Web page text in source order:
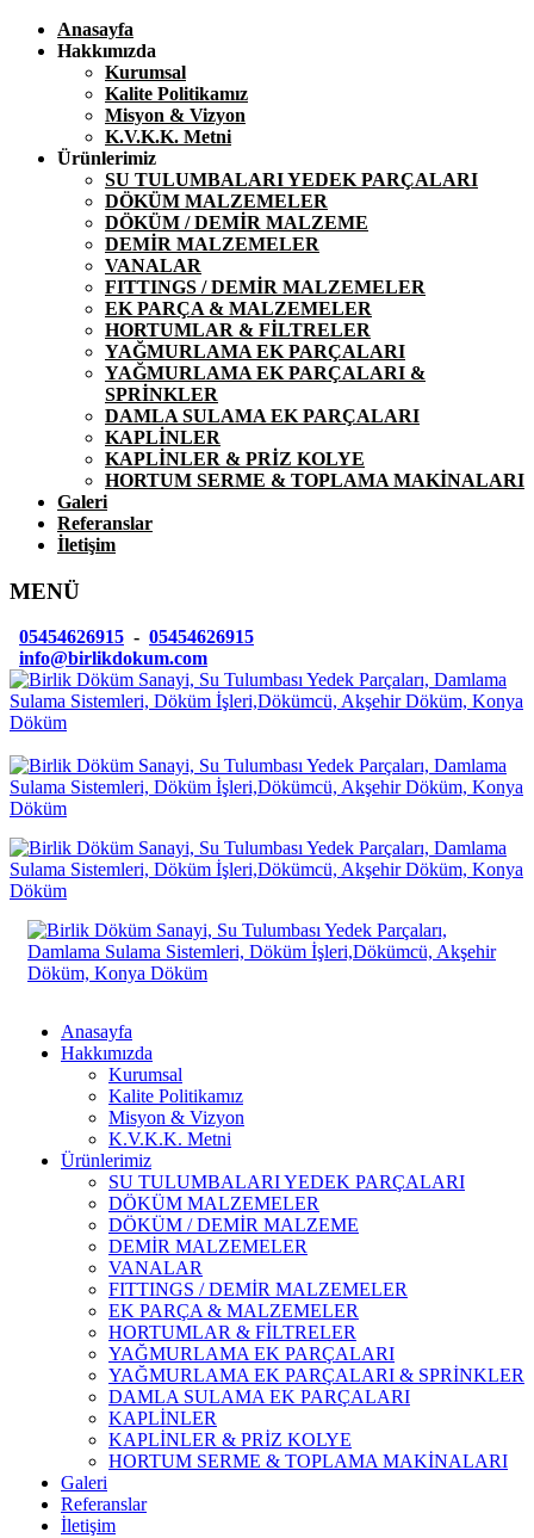
Anasayfa
Hakkımızda
Kurumsal
Kalite Politikamız
Misyon & Vizyon
K.V.K.K. Metni
Ürünlerimiz
SU TULUMBALARI YEDEK PARÇALARI
DÖKÜM MALZEMELER
DÖKÜM / DEMİR MALZEME
DEMİR MALZEMELER
VANALAR
FITTINGS / DEMİR MALZEMELER
EK PARÇA & MALZEMELER
HORTUMLAR & FİLTRELER
YAĞMURLAMA EK PARÇALARI
YAĞMURLAMA EK PARÇALARI &
SPRİNKLER
DAMLA SULAMA EK PARÇALARI
KAPLİNLER
KAPLİNLER & PRİZ KOLYE
HORTUM SERME & TOPLAMA MAKİNALARI
Galeri
Referanslar
İletişim
MENÜ
05454626915 - 05454626915
info@birlikdokum.com
Anasayfa
Hakkımızda
Kurumsal
Kalite Politikamız
Misyon & Vizyon
K.V.K.K. Metni
Ürünlerimiz
SU TULUMBALARI YEDEK PARÇALARI
DÖKÜM MALZEMELER
DÖKÜM / DEMİR MALZEME
DEMİR MALZEMELER
VANALAR
FITTINGS / DEMİR MALZEMELER
EK PARÇA & MALZEMELER
HORTUMLAR & FİLTRELER
YAĞMURLAMA EK PARÇALARI
YAĞMURLAMA EK PARÇALARI & SPRİNKLER
DAMLA SULAMA EK PARÇALARI
KAPLİNLER
KAPLİNLER & PRİZ KOLYE
HORTUM SERME & TOPLAMA MAKİNALARI
Galeri
Referanslar
İletişim